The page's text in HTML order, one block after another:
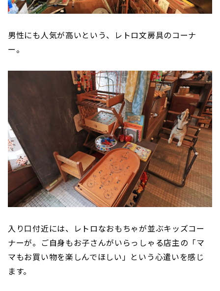
男性にも人気が高いという、レトロ文房具のコーナ
ー。
入り口付近には、レトロなおもちゃが並ぶキッズコー
ナーが。ご自身もお子さんがいらっしゃる店主の「マ
マもお買い物を楽しんでほしい」という心遣いを感じ
ます。